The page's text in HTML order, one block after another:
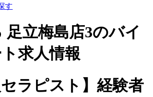
す
足立梅島店3のバイ
ト求人情報
セラピスト】経験者